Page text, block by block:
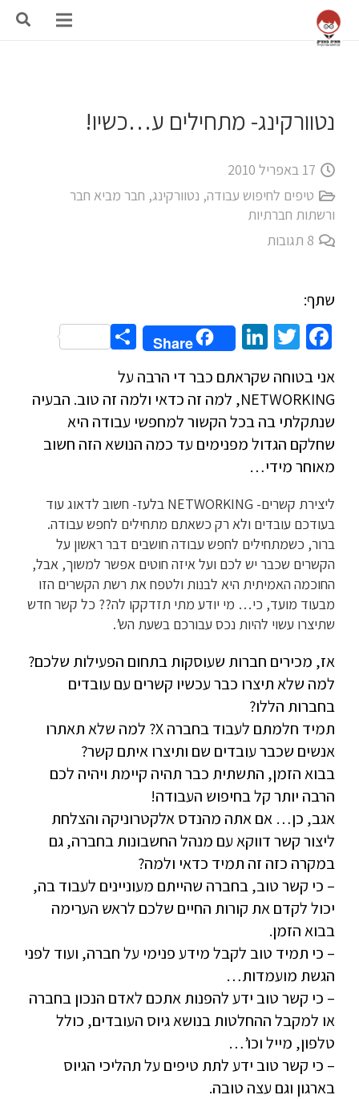
נטוורקינג- מתחילים ע…כשיו!
17 באפריל 2010
טיפים לחיפוש עבודה, נטוורקינג, חבר מביא חבר
ורשתות חברתיות
8 תגובות
שתף:
Facebook
Twitter
LinkedIn
Share
Share
אני בטוחה שקראתם כבר די הרבה על
NETWORKING, למה זה כדאי ולמה זה טוב. הבעיה
שנתקלתי בה בכל הקשור למחפשי עבודה היא
שחלקם הגדול מפנימים עד כמה הנושא הזה חשוב
מאוחר מידי…
ליצירת קשרים- NETWORKING בלעז- חשוב לדאוג עוד
בעודכם עובדים ולא רק כשאתם מתחילים לחפש עבודה.
ברור, כשמתחילים לחפש עבודה חושבים דבר ראשון על
הקשרים שכבר יש לכם ועל איזה חוטים אפשר למשוך, אבל,
החוכמה האמיתית היא לבנות ולטפח את רשת הקשרים הזו
מבעוד מועד, כי… מי יודע מתי תזדקקו לה?? כל קשר חדש
שתיצרו עשוי להיות נכס עבורכם בשעת הש’.
אז, מכירים חברות שעוסקות בתחום הפעילות שלכם?
למה שלא תיצרו כבר עכשיו קשרים עם עובדים
בחברות הללו?
תמיד חלמתם לעבוד בחברה X? למה שלא תאתרו
אנשים שכבר עובדים שם ותיצרו איתם קשר?
בבוא הזמן, התשתית כבר תהיה קיימת ויהיה לכם
הרבה יותר קל בחיפוש העבודה!
אגב, כן… אם אתה מהנדס אלקטרוניקה והצלחת
ליצור קשר דווקא עם מנהל החשבונות בחברה, גם
במקרה כזה זה תמיד כדאי ולמה?
– כי קשר טוב, בחברה שהייתם מעוניינים לעבוד בה,
יכול לקדם את קורות החיים שלכם לראש הערימה
בבוא הזמן.
– כי תמיד טוב לקבל מידע פנימי על חברה, ועוד לפני
הגשת מועמדות…
– כי קשר טוב ידע להפנות אתכם לאדם הנכון בחברה
או למקבל ההחלטות בנושא גיוס העובדים, כולל
טלפון, מייל וכו’…
– כי קשר טוב ידע לתת טיפים על תהליכי הגיוס
בארגון וגם עצה טובה.